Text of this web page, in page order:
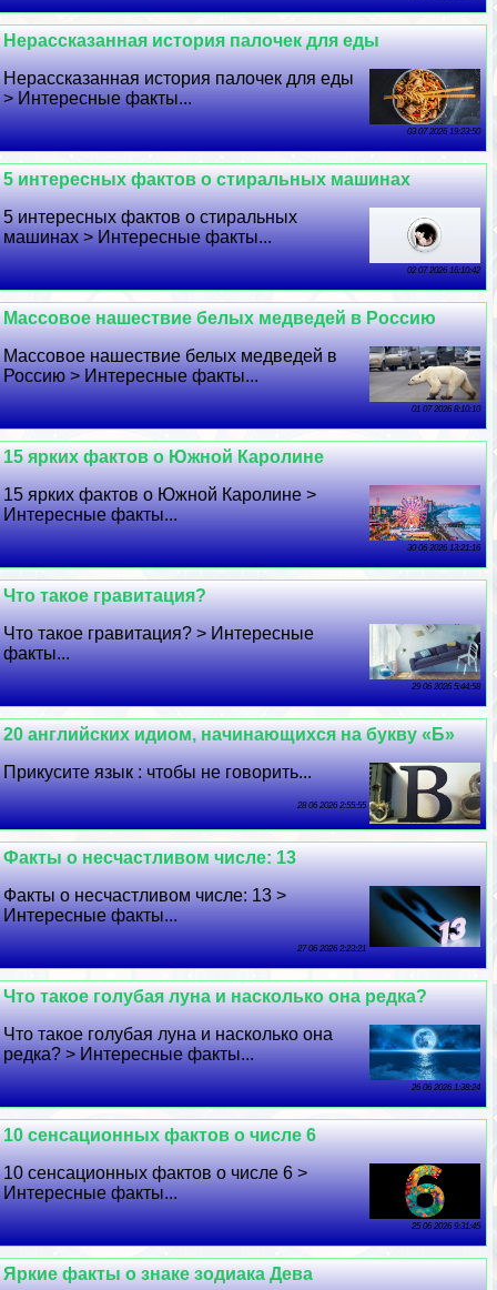
Нерассказанная история палочек для еды
Нерассказанная история палочек для еды
> Интересные факты...
03 07 2026 19:23:50
5 интересных фактов о стиральных машинах
5 интересных фактов о стиральных
машинах > Интересные факты...
02 07 2026 16:10:42
Массовое нашествие белых медведей в Россию
Массовое нашествие белых медведей в
Россию > Интересные факты...
01 07 2026 8:10:10
15 ярких фактов о Южной Каролине
15 ярких фактов о Южной Каролине >
Интересные факты...
30 06 2026 13:21:16
Что такое гравитация?
Что такое гравитация? > Интересные
факты...
29 06 2026 5:44:58
20 английских идиом, начинающихся на букву «Б»
Прикусите язык : чтобы не говорить...
28 06 2026 2:55:55
Факты о несчастливом числе: 13
Факты о несчастливом числе: 13 >
Интересные факты...
27 06 2026 2:23:21
Что такое гoлyбая луна и насколько она редка?
Что такое гoлyбая луна и насколько она
редка? > Интересные факты...
26 06 2026 1:38:24
10 сенсационных фактов о числе 6
10 сенсационных фактов о числе 6 >
Интересные факты...
25 06 2026 9:31:45
Яркие факты о знаке зодиака Дева